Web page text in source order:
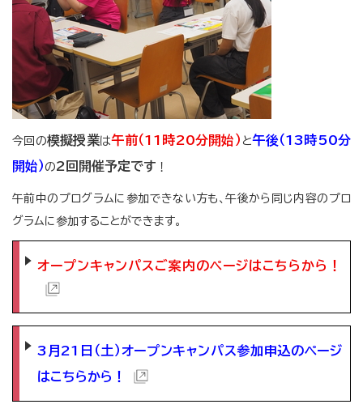
今回の模擬授業は午前（11時20分開始） と午後（13時50分
開始） の2回開催予定です ！
午前中のプログラムに参加できない方も、午後から同じ内容のプロ
グラムに参加することができます。
オープンキャンパスご案内のページはこちらから！
3月21日（土）オープンキャンパス参加申込のページ
はこちらから！